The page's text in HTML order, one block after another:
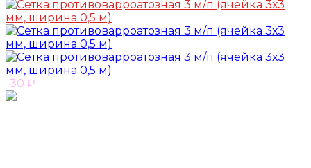
-30 ₽